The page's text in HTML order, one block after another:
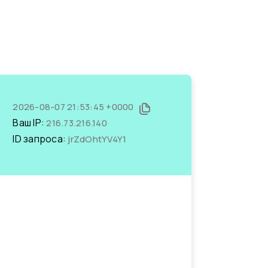
2026-08-07 21:53:45 +0000
Ваш IP:216.73.216.140
ID запроса: jrZdOhtYV4Y1